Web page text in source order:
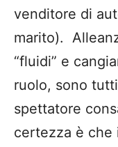
venditore di
marito).
“fluidi” e
ruolo, sono
spettatore
certezza è che